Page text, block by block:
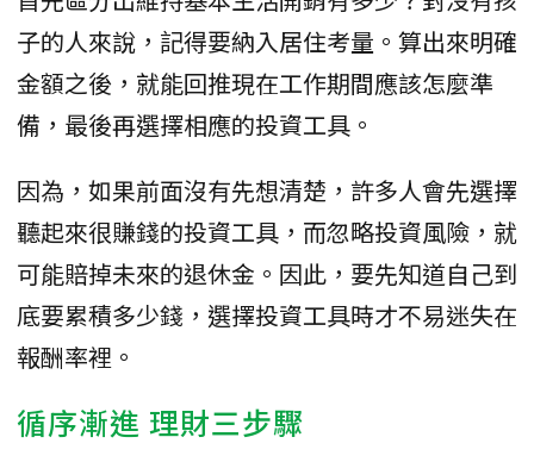
子的人來說，記得要納入居住考量。算出來明確
金額之後，就能回推現在工作期間應該怎麼準
備，最後再選擇相應的投資工具。
因為，如果前面沒有先想清楚，許多人會先選擇
聽起來很賺錢的投資工具，而忽略投資風險，就
可能賠掉未來的退休金。因此，要先知道自己到
底要累積多少錢，選擇投資工具時才不易迷失在
報酬率裡。
循序漸進 理財三步驟